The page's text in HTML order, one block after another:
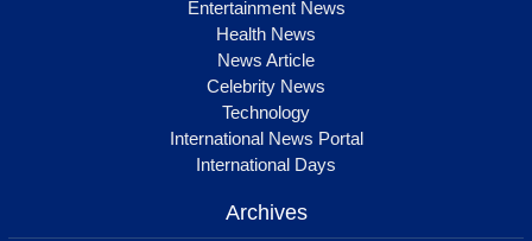
Entertainment News
Health News
News Article
Celebrity News
Technology
International News Portal
International Days
Archives